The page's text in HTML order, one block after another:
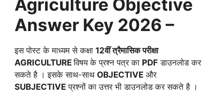
Agriculture Objective
Answer Key 2026 –
इस पोस्ट के माध्यम से कक्षा 12वीं त्रैमासिक परीक्षा
AGRICULTUREविषय के प्रश्न पत्र का PDF डाउनलोड कर
सकते है । इसके साथ-साथ OBJECTIVE और
SUBJECTIVE प्रश्नों का उत्तर भी डाउनलोड कर सकते है ।